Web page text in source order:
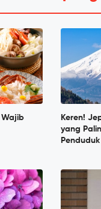
Wajib
Keren!
yang